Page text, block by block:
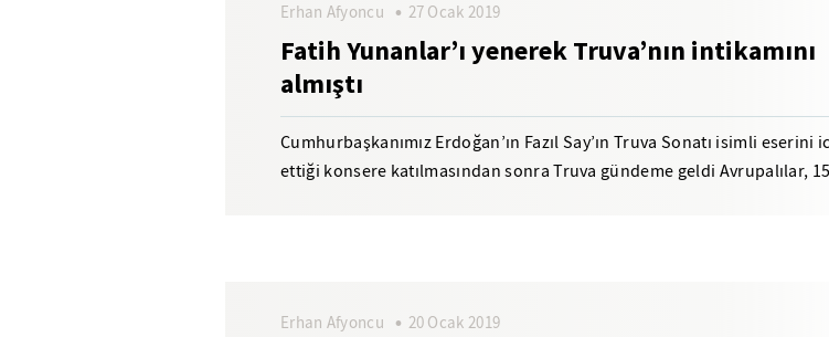
Erhan Afyoncu 27 Ocak 2019
Fatih Yunanlar’ı yenerek Truva’nın intikamını
almıştı
Cumhurbaşkanımız Erdoğan’ın Fazıl Say’ın Truva Sonatı isimli eserini
ettiği konsere katılmasından sonra Truva gündeme geldi Avrupalılar,
Erhan Afyoncu 20 Ocak 2019